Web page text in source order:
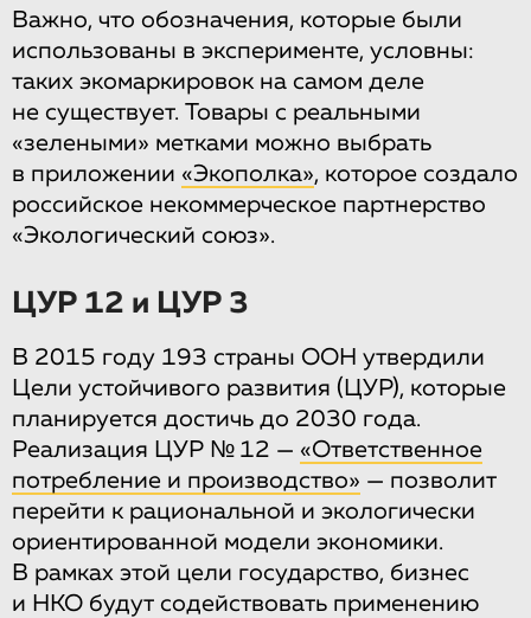
Важно, что обозначения, которые были
использованы в эксперименте, условны:
таких экомаркировок на самом деле
не существует. Товары с реальными
«зелеными» метками можно выбрать
в приложении «Экополка», которое создало
российское некоммерческое партнерство
«Экологический союз».
ЦУР 12 и ЦУР 3
В 2015 году 193 страны ООН утвердили
Цели устойчивого развития (ЦУР), которые
планируется достичь до 2030 года.
Реализация ЦУР № 12 — «Ответственное
потребление и производство» — позволит
перейти к рациональной и экологически
ориентированной модели экономики.
В рамках этой цели государство, бизнес
и НКО будут содействовать применению